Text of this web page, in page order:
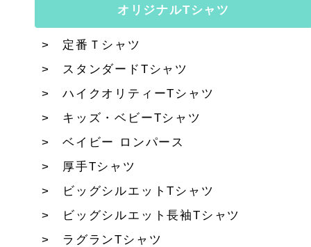
オリジナルTシャツ
定番Ｔシャツ
スタンダードTシャツ
ハイクオリティーTシャツ
キッズ・ベビーTシャツ
ベイビー ロンパース
厚手Tシャツ
ビッグシルエットTシャツ
ビッグシルエット長袖Tシャツ
ラグランTシャツ